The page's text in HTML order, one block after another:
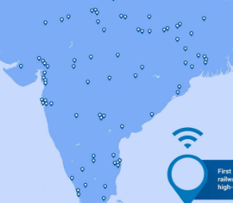
है हमको.